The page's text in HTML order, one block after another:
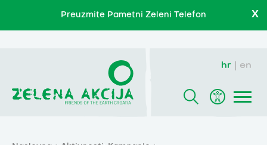
Preuzmite Pametni Zeleni Telefon X
hr en